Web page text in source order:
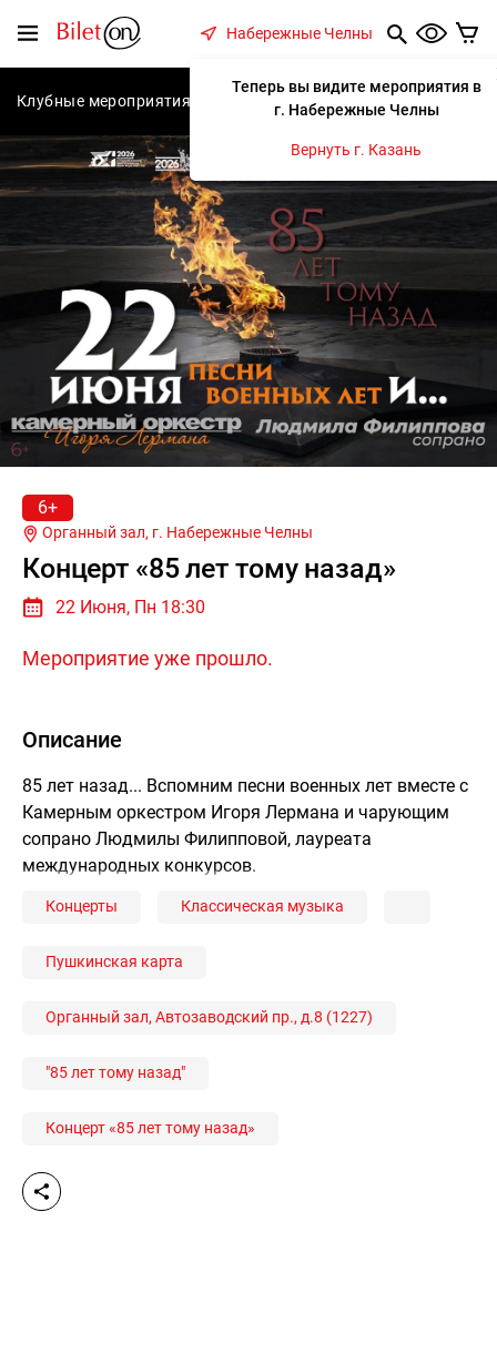
Меню
Набережные Челны
Теперь вы видите мероприятия в
г. Набережные Челны
Вернуть г. Казань
Клубные мероприятия Концерты Спектакли
6+
Органный зал, г. Набережные Челны
Концерт «85 лет тому назад»
22 Июня, Пн 18:30
Мероприятие уже прошло.
Описание
85 лет назад... Вспомним песни военных лет вместе с
Камерным оркестром Игоря Лермана и чарующим
сопрано Людмилы Филипповой, лауреата
международных конкурсов.
Концерты Классическая музыка
Пушкинская карта
Органный зал, Автозаводский пр., д.8 (1227)
"85 лет тому назад"
Концерт «85 лет тому назад»